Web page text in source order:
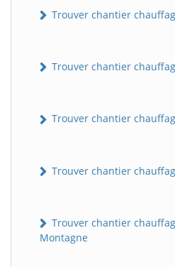
Trouver chantier
Trouver chantier
Trouver chantier
Trouver chantier
Trouver chantier
Montagne